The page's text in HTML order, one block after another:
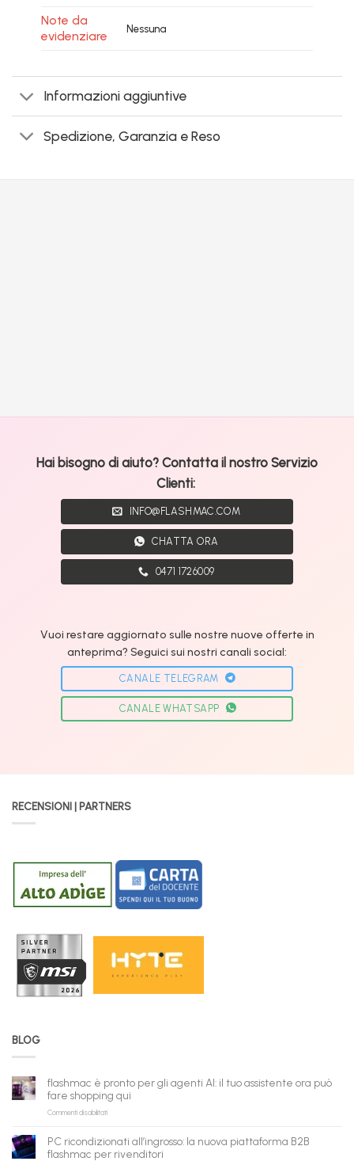
Note da
evidenziare
Nessuna
Informazioni aggiuntive
Spedizione, Garanzia e Reso
Hai bisogno di aiuto? Contatta il nostro Servizio
Clienti:
INFO@FLASHMAC.COM
CHATTA ORA
0471 1726009
Vuoi restare aggiornato sulle nostre nuove offerte in
anteprima? Seguici sui nostri canali social:
CANALE TELEGRAM
CANALE WHATSAPP
RECENSIONI | PARTNERS
BLOG
flashmac è pronto per gli agenti AI: il tuo assistente ora può
fare shopping qui
Commenti disabilitatisu
pronto
per
PC ricondizionati all’ingrosso: la nuova piattaforma B2B
flashmac per rivenditori